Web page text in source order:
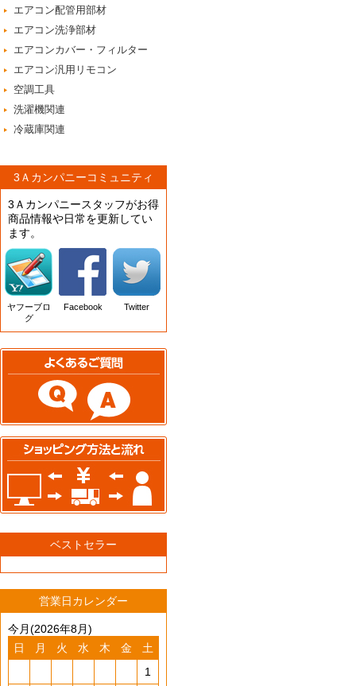
エアコン配管用部材
エアコン洗浄部材
エアコンカバー・フィルター
エアコン汎用リモコン
空調工具
洗濯機関連
冷蔵庫関連
3Ａカンパニーコミュニティ
3Ａカンパニースタッフがお得
商品情報や日常を更新してい
ます。
ヤフーブロ
グ
Facebook Twitter
ベストセラー
営業日カレンダー
今月(2026年8月)
日
月 火 水 木 金
土
1